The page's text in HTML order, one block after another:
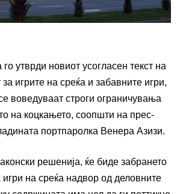
утврди новиот усогласен текст на
игрите на среќа и забавните игри,
воведуваат строги ограничувања
на коцкањето, соопшти на прес-
портпаролка Венера Азизи.
решенија, ќе биде забрането
на среќа надвор од деловните